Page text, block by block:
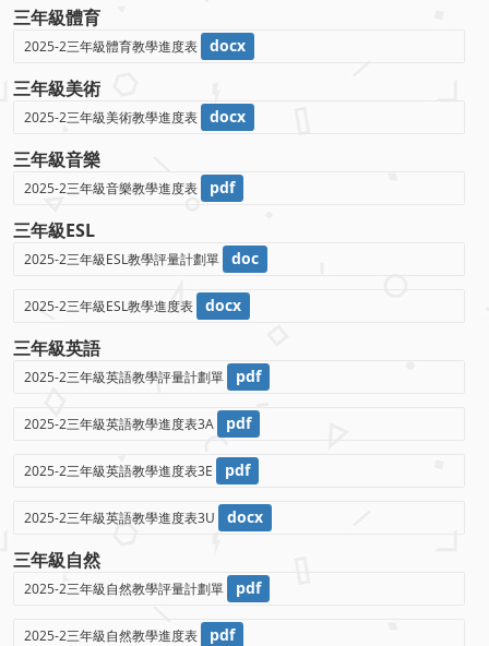
三年級自然
2025-2三年級自然教學評量計劃單 pdf
2025-2三年級自然教學進度表 pdf
三年級英語
2025-2三年級英語教學評量計劃單 pdf
2025-2三年級英語教學進度表3A pdf
2025-2三年級英語教學進度表3E pdf
2025-2三年級英語教學進度表3U docx
三年級ESL
2025-2三年級ESL教學評量計劃單 doc
2025-2三年級ESL教學進度表 docx
三年級音樂
2025-2三年級音樂教學進度表 pdf
三年級美術
2025-2三年級美術教學進度表 docx
三年級體育
2025-2三年級體育教學進度表 docx